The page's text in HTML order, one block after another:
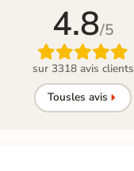
4.8/5

sur 3318 avis clients
Tousles avis